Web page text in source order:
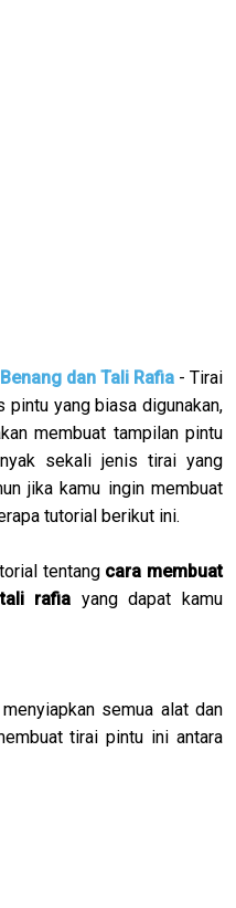
dan Tali Rafia - Tirai
yang biasa digunakan,
membuat tampilan pintu
sekali jenis tirai yang
jika kamu ingin membuat
tutorial berikut ini.
tentang cara membuat
rafia yang dapat kamu
semua alat dan
tirai pintu ini antara